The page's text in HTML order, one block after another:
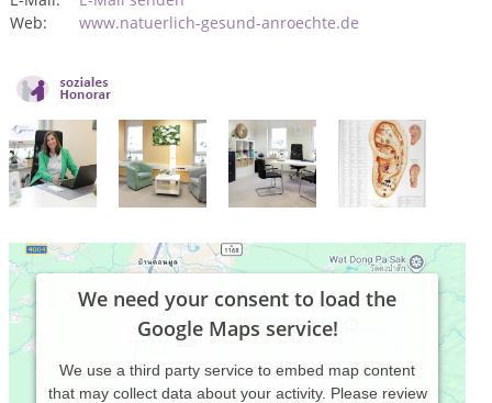
Web:
www.natuerlich-gesund-anroechte.de
We need your consent to load the
Google Maps service!
We use a third party service to embed map content
that may collect data about your activity. Please review